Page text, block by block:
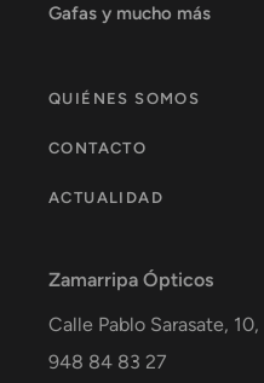
Gafas y mucho más
QUIÉNES SOMOS
CONTACTO
ACTUALIDAD
Zamarripa Ópticos
Calle Pablo Sarasate, 10,
948 84 83 27